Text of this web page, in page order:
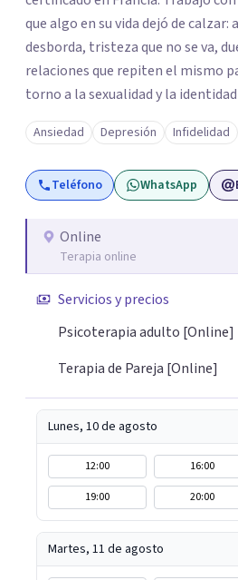
que algo en su vida dejó de calzar:
desborda, tristeza que no se va,
relaciones que repiten el mismo
torno a la sexualidad y la
espacio seguro para ser habladas. Mi orientación teórica
integra una mirada Humanista-
Breve, donde el modo en que te
central: cómo te relacionas
psicoterapia, cuento con
por lo que también acompaño
dificultades en el deseo,
identidad. Busco que el espacio
respeto y libertad. Trabajo con
realistas, sin fórmulas rígidas:
emocional con una mirada
Ansiedad Depresión Infidelidad
Teléfono WhatsApp
Online
Terapia online
Servicios y precios
Psicoterapia adulto [Online]
Terapia de Pareja [Online]
Lunes, 10 de agosto
12:00 16:00
19:00
20:00
Martes, 11 de agosto